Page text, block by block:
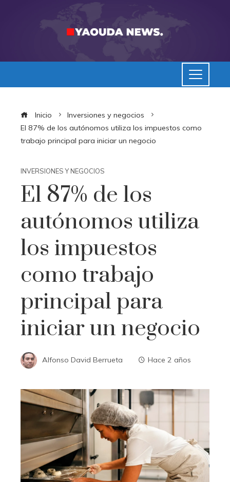
Inicio
Inversiones y negocios
El 87% de los autónomos utiliza los impuestos como
trabajo principal para iniciar un negocio
INVERSIONES Y NEGOCIOS
El 87% de los
autónomos utiliza
los impuestos
como trabajo
principal para
iniciar un negocio
Alfonso David Berrueta Hace 2 años